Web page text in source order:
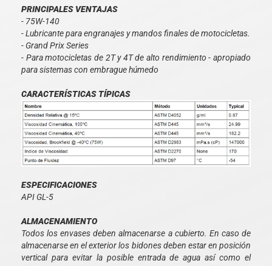
PRINCIPALES VENTAJAS
- 75W-140
- Lubricante para engranajes y mandos finales de motocicletas.
- Grand Prix Series
- Para motocicletas de 2T y 4T de alto rendimiento - apropiado
para sistemas con embrague húmedo
CARACTERÍSTICAS TÍPICAS
ESPECIFICACIONES
API GL-5
ALMACENAMIENTO
Todos los envases deben almacenarse a cubierto. En caso de
almacenarse en el exterior los bidones deben estar en posición
vertical para evitar la posible entrada de agua así como el